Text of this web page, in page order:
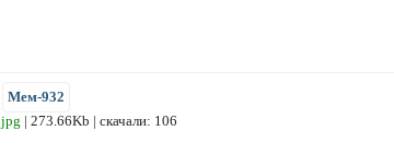
Мем-932
jpg | 273.66Kb | скачали: 106